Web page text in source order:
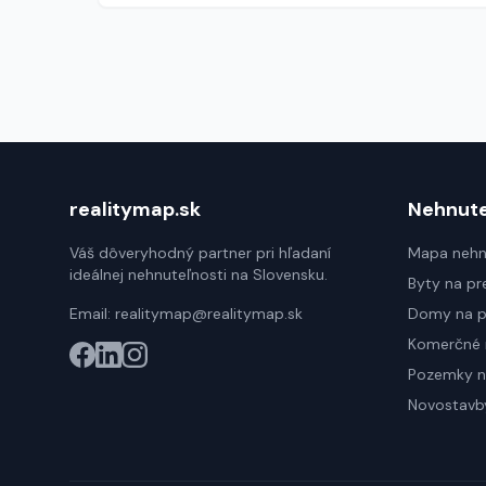
realitymap.sk
Váš dôveryhodný partner pri hľadaní
ideálnej nehnuteľnosti na Slovensku.
Email: realitymap@realitymap.sk
Mapa
Byty na
Domy na
Pozemky